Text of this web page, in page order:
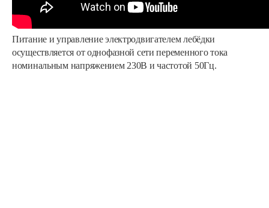
Питание и управление электродвигателем лебёдки
осуществляется от однофазной сети переменного тока
номинальным напряжением 230В и частотой 50Гц.